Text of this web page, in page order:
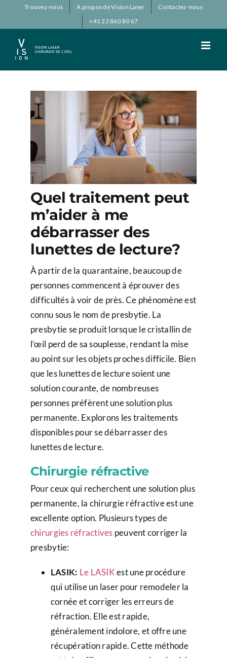
PasserTrouvez-nous A propos de Vision Laser
Contactez-nous
+41 22 860 80 67
Quel traitement peut
m’aider à me
débarrasser des
lunettes de lecture?
À partir de la quarantaine, beaucoup de
personnes commencent à éprouver des
difficultés à voir de près. Ce phénomène est
connu sous le nom de presbytie. La
presbytie se produit lorsque le cristallin de
l’œil perd de sa souplesse, rendant la mise
au point sur les objets proches difficile. Bien
que les lunettes de lecture soient une
solution courante, de nombreuses
personnes préfèrent une solution plus
permanente. Explorons les traitements
disponibles pour se débarrasser des
lunettes de lecture.
Chirurgie réfractive
Pour ceux qui recherchent une solution plus
permanente, la chirurgie réfractive est une
excellente option. Plusieurs types de
chirurgies réfractives peuvent corriger la
presbytie:
LASIK: Le LASIKest une procédure
qui utilise un laser pour remodeler la
cornée et corriger les erreurs de
réfraction. Elle est rapide,
généralement indolore, et offre une
récupération rapide. Cette méthode